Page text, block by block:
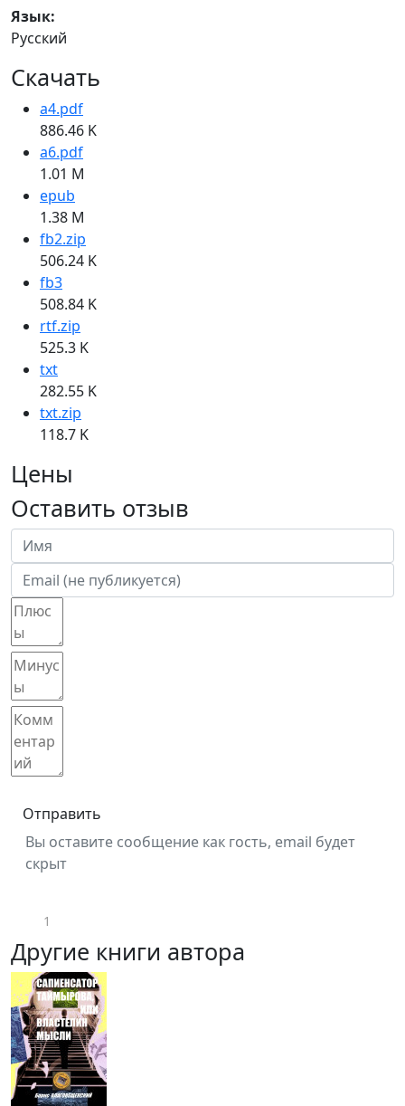
Язык:
Русский
Скачать
a4.pdf
886.46 K
a6.pdf
1.01 M
epub
1.38 M
fb2.zip
506.24 K
fb3
508.84 K
rtf.zip
525.3 K
txt
282.55 K
txt.zip
118.7 K
Цены
Оставить отзыв
Отправить
Вы оставите сообщение как гость, email будет
скрыт
1
Другие книги автора